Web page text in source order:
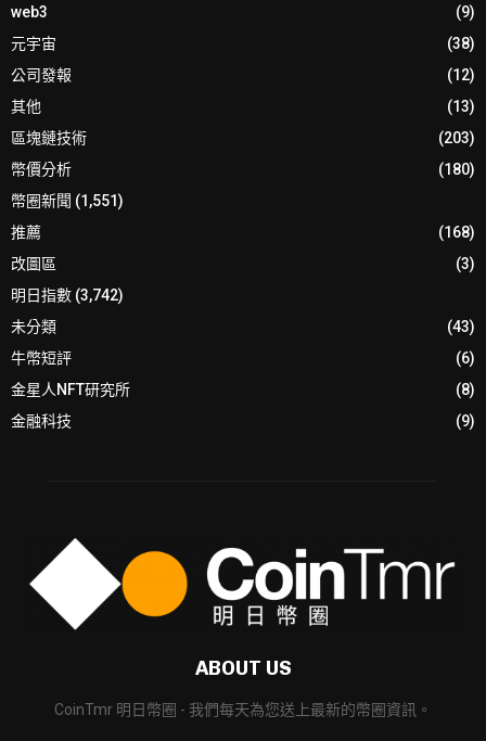
web3
(9)
元宇宙
(38)
公司發報
(12)
其他
(13)
區塊鏈技術
(203)
幣價分析
(180)
幣圈新聞 (1,551)
推薦
(168)
改圖區
(3)
明日指數 (3,742)
未分類
(43)
牛幣短評
(6)
金星人NFT研究所
(8)
金融科技
(9)
ABOUT US
CoinTmr 明日幣圈 - 我們每天為您送上最新的幣圈資訊。